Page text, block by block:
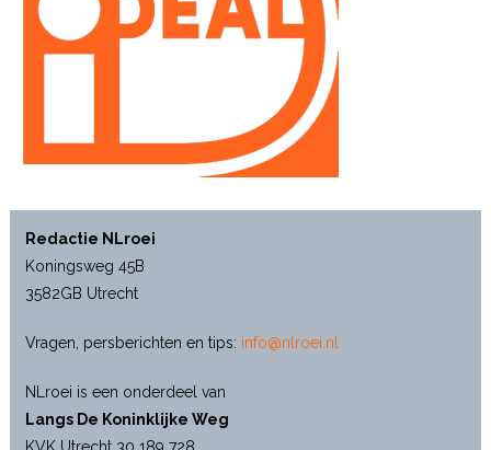
Redactie NLroei
Koningsweg 45B
3582GB Utrecht
Vragen, persberichten en tips: info@nlroei.nl
NLroei is een onderdeel van
Langs De Koninklijke Weg